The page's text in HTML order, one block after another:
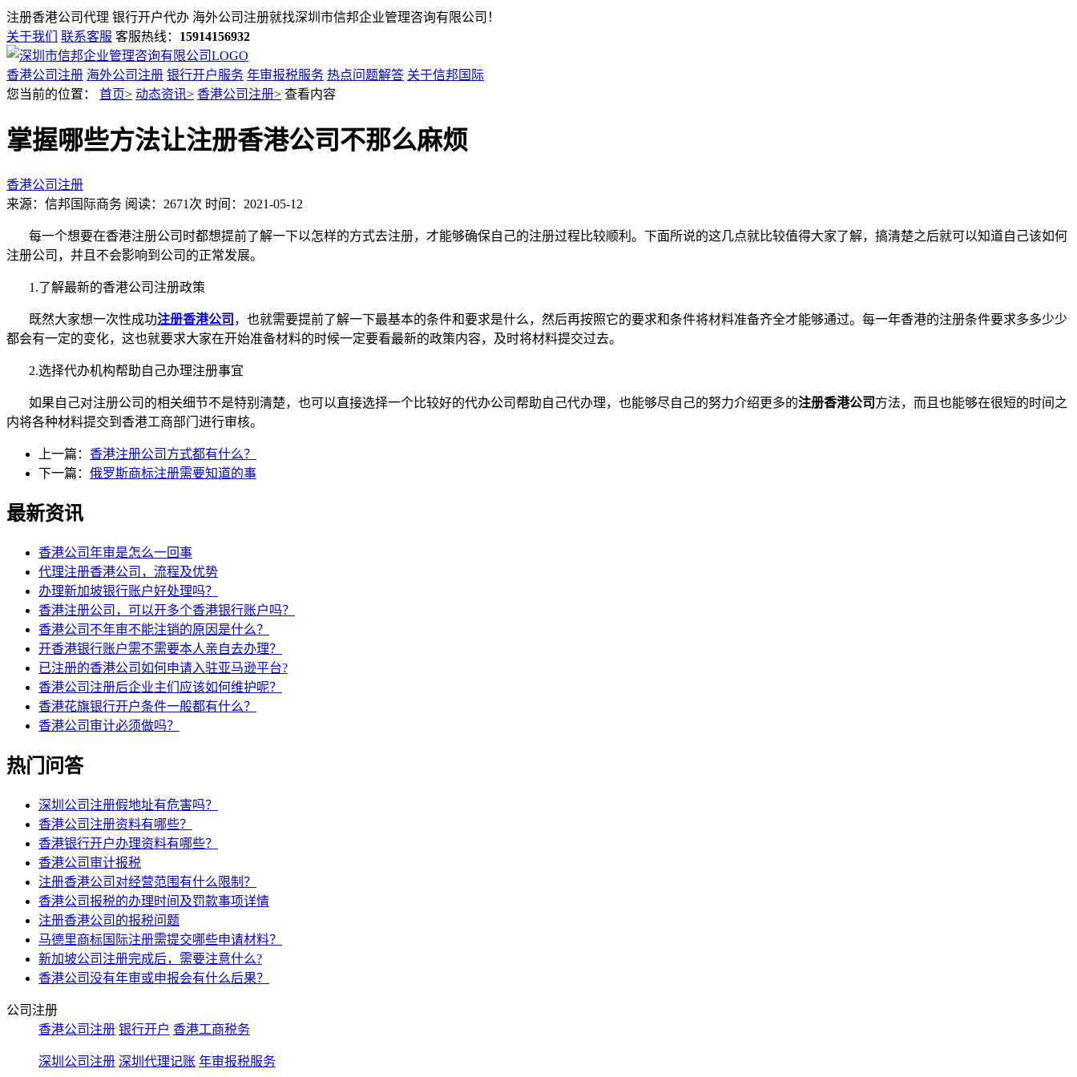
注册香港公司代理 银行开户代办 海外公司注册就找深圳市信邦企业管理咨询有限公司！
关于我们
联系客服 客服热线： 15914156932
香港公司注册 海外公司注册 银行开户服务 年审报税服务 热点问题解答 关于信邦国际
您当前的位置： 首页> 动态资讯> 香港公司注册> 查看内容
掌握哪些方法让注册香港公司不那么麻烦
香港公司注册
来源：信邦国际商务 阅读：2671次 时间：2021-05-12
每一个想要在香港注册公司时都想提前了解一下以怎样的方式去注册，才能够确保自己的注册过程比较顺利。下面所说的这几点就比较值得大家了解，搞清楚之后就可以知道自己该如何
注册公司，并且不会影响到公司的正常发展。
1.了解最新的香港公司注册政策
既然大家想一次性成功注册香港公司 ，也就需要提前了解一下最基本的条件和要求是什么，然后再按照它的要求和条件将材料准备齐全才能够通过。每一年香港的注册条件要求多多少少
都会有一定的变化，这也就要求大家在开始准备材料的时候一定要看最新的政策内容，及时将材料提交过去。
2.选择代办机构帮助自己办理注册事宜
如果自己对注册公司的相关细节不是特别清楚，也可以直接选择一个比较好的代办公司帮助自己代办理，也能够尽自己的努力介绍更多的注册香港公司 方法，而且也能够在很短的时间之
内将各种材料提交到香港工商部门进行审核。
上一篇： 香港注册公司方式都有什么？
下一篇： 俄罗斯商标注册需要知道的事
最新资讯
香港公司年审是怎么一回事
代理注册香港公司，流程及优势
办理新加坡银行账户好处理吗？
香港注册公司，可以开多个香港银行账户吗？
香港公司不年审不能注销的原因是什么？
开香港银行账户需不需要本人亲自去办理？
已注册的香港公司如何申请入驻亚马逊平台?
香港公司注册后企业主们应该如何维护呢？
香港花旗银行开户条件一般都有什么？
香港公司审计必须做吗？
热门问答
深圳公司注册假地址有危害吗？
香港公司注册资料有哪些？
香港银行开户办理资料有哪些？
香港公司审计报税
注册香港公司对经营范围有什么限制？
香港公司报税的办理时间及罚款事项详情
注册香港公司的报税问题
马德里商标国际注册需提交哪些申请材料？
新加坡公司注册完成后，需要注意什么?
香港公司没有年审或申报会有什么后果？
公司注册
香港公司注册 银行开户 香港工商税务
深圳公司注册 深圳代理记账 年审报税服务